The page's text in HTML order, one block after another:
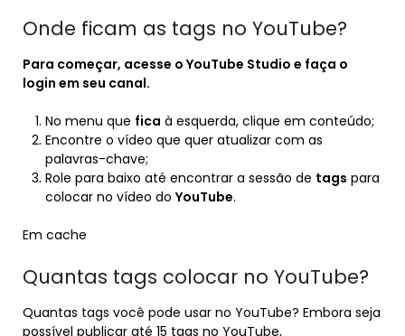
Onde ficam as tags no YouTube?
Para começar, acesse oYouTube Studio e faça o
login em seu canal.
No menu que fica à esquerda, clique em conteúdo;
Encontre o vídeo que quer atualizar com as
palavras-chave;
Role para baixo até encontrar a sessão de tags para
colocar no vídeo doYouTube.
Em cache
Quantas tags colocar no YouTube?
Quantas tags você pode usar no YouTube? Embora seja
possível publicar até 15 tags no YouTube,